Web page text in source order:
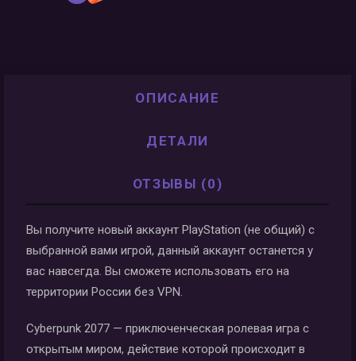
ОПИСАНИЕ
ДЕТАЛИ
ОТЗЫВЫ (0)
Вы получите новый аккаунт PlayStation (не общий) с
выбранной вами игрой, данный аккаунт останется у
вас навсегда. Вы сможете использовать его на
территории России без VPN.
Cyberpunk 2077 — приключенческая ролевая игра с
открытым миром, действие которой происходит в